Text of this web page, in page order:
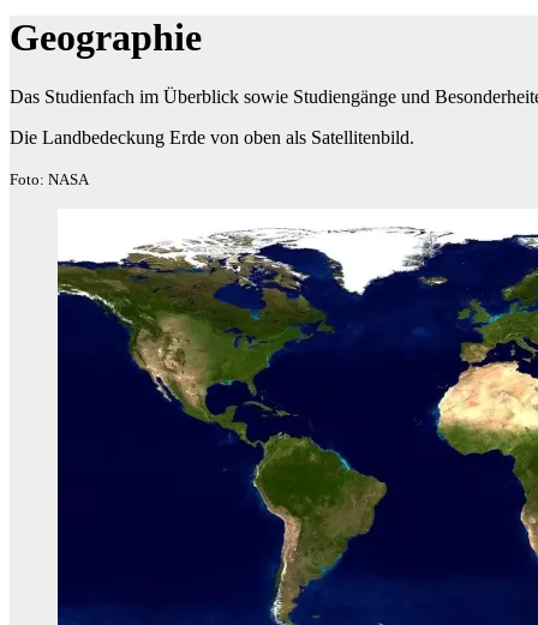
Geographie
Das Studienfach im Überblick sowie Studiengänge und
Die Landbedeckung Erde von oben als Satellitenbild.
Foto: NASA